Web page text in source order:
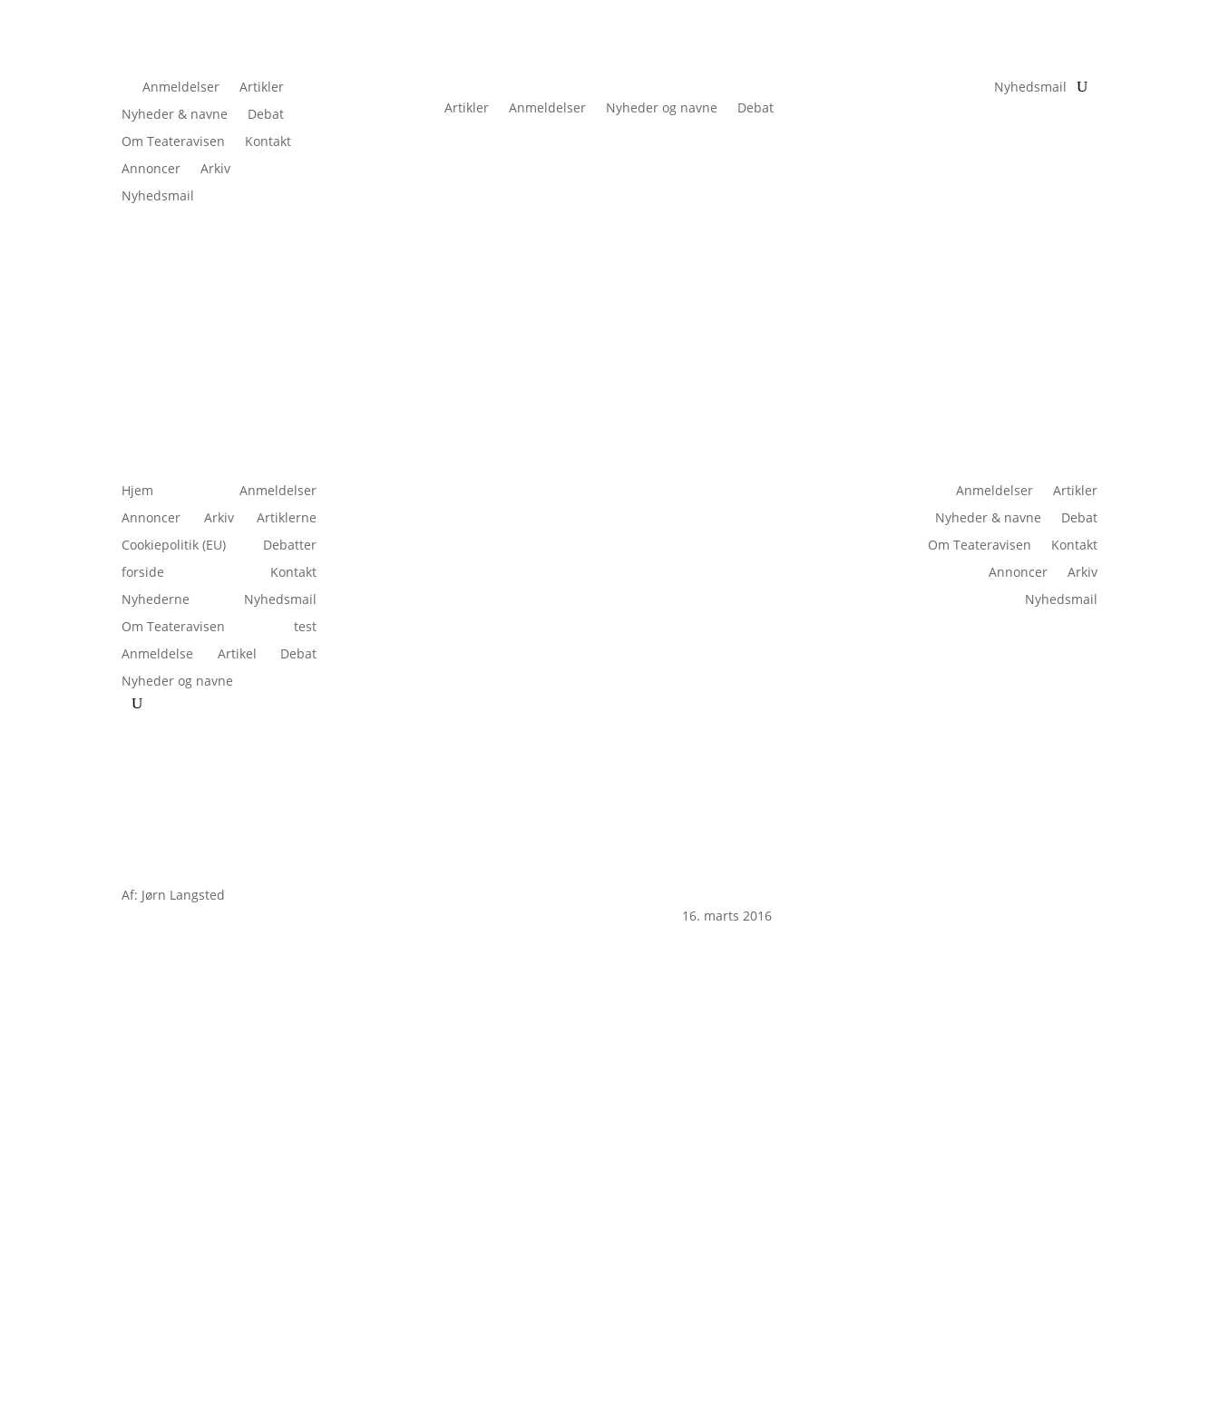
Anmeldelser
Artikler
Nyheder & navne
Debat
Om Teateravisen
Kontakt
Annoncer
Arkiv
Nyhedsmail
Artikler Anmeldelser Nyheder og navne Debat
Nyhedsmail
Hjem
Anmeldelser
Annoncer
Arkiv
Artiklerne
Cookiepolitik (EU)
Debatter
forside
Kontakt
Nyhederne
Nyhedsmail
Om Teateravisen
test
Anmeldelse
Artikel
Debat
Nyheder og navne
Anmeldelser
Artikler
Nyheder & navne
Debat
Om Teateravisen
Kontakt
Annoncer
Arkiv
Nyhedsmail
Af: Jørn Langsted
16. marts 2016